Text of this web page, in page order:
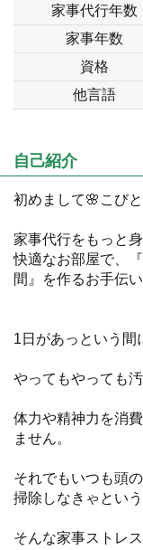
家事代行年数
家事年数
資格
他言語
自己紹介
初めまして🌸こび
家事代行をもっと
快適なお部屋で、
間』を作るお手伝
1日があっという間
やってもやっても
体力や精神力を消
ません。
それでもいつも頭
掃除しなきゃとい
そんな家事ストレ